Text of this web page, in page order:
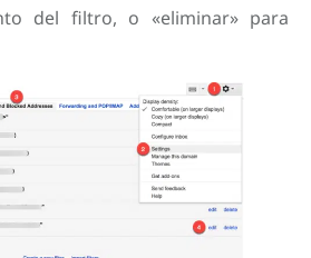
del filtro, o «eliminar» para